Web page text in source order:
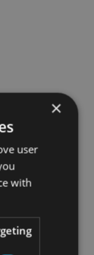
×
user
with